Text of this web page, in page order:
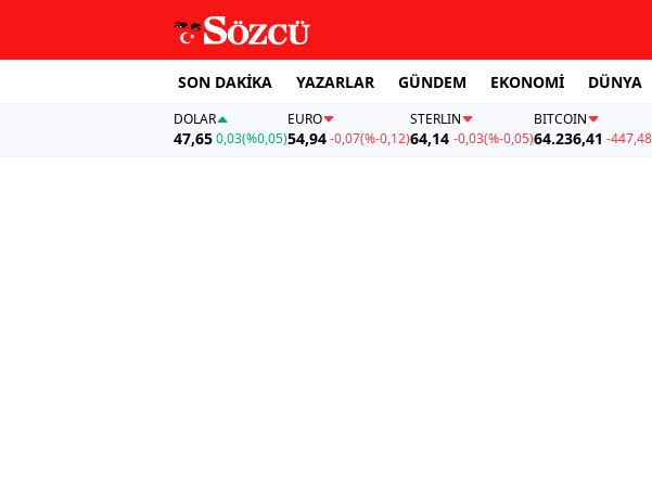
SON DAKİKA YAZARLAR GÜNDEM EKONOMİ DÜNYA
DOLAR
47,650,03(%0,05)
EURO
54,94 -0,07(%-0,12)
STERLIN
64,14 -0,03(%-0,05)
BITCOIN
64.236,41 -447,48